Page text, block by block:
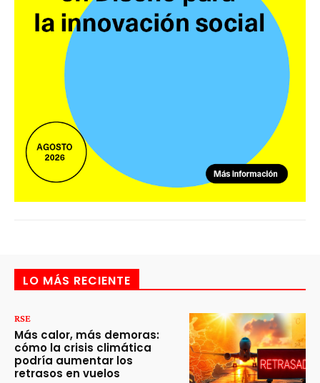
LO MÁS RECIENTE
RSE
Más calor, más demoras:
cómo la crisis climática
podría aumentar los
retrasos en vuelos